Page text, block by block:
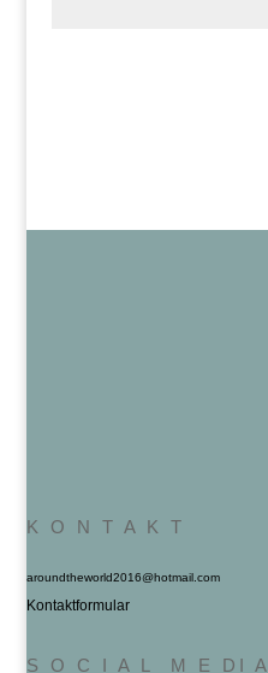
K O N T A K T
aroundtheworld2016@hotmail.com
Kontaktformular
S O C I A L M E DI A